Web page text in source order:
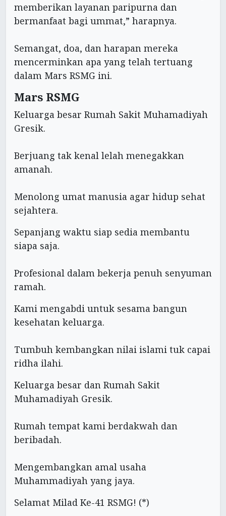
memberikan layanan paripurna dan
bermanfaat bagi ummat,” harapnya.
Semangat, doa, dan harapan mereka
mencerminkan apa yang telah tertuang
dalam Mars RSMG ini.
Mars RSMG
Keluarga besar Rumah Sakit Muhamadiyah
Gresik.
Berjuang tak kenal lelah menegakkan
amanah.
Menolong umat manusia agar hidup sehat
sejahtera.
Sepanjang waktu siap sedia membantu
siapa saja.
Profesional dalam bekerja penuh senyuman
ramah.
Kami mengabdi untuk sesama bangun
kesehatan keluarga.
Tumbuh kembangkan nilai islami tuk capai
ridha ilahi.
Keluarga besar dan Rumah Sakit
Muhamadiyah Gresik.
Rumah tempat kami berdakwah dan
beribadah.
Mengembangkan amal usaha
Muhammadiyah yang jaya.
Selamat Milad Ke-41 RSMG! (*)